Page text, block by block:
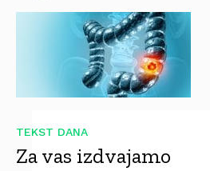
TEKST DANA
Za vas izdvajamo